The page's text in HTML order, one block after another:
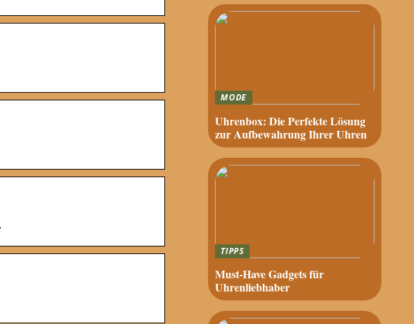
MODE
Uhrenbox: Die Perfekte Lösung
zur Aufbewahrung Ihrer Uhren
TIPPS
Must-Have Gadgets für
Uhrenliebhaber